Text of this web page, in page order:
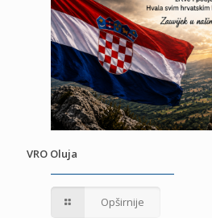
VRO Oluja
Opširnije